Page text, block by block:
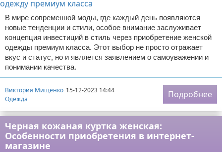
В мире современной моды, где каждый день появляются
новые тенденции и стили, особое внимание заслуживает
концепция инвестиций в стиль через приобретение женской
одежды премиум класса. Этот выбор не просто отражает
вкус и статус, но и является заявлением о самоуважении и
понимании качества.
Виктория Мищенко 15-12-2023 14:44
Одежда
Подробнее
Черная кожаная куртка женская:
Особенности приобретения в интернет-
магазине